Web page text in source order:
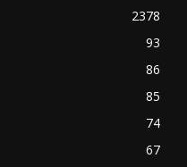
2378
93
86
85
74
67